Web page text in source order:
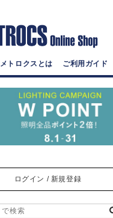
メトロクスとは ご利用ガイド
ログイン / 新規登録